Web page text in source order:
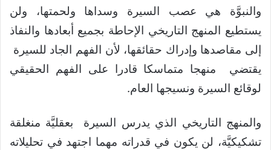
والنبوَّة هي عصب السيرة وسداها ولحمتها، ولن
يستطيع المنهج التاريخي الإحاطة بجميع أبعادها والنفاذ
إلى مقاصدها وإدراك حقائقها، لأن الفهم الجاد للسيرة
يقتضي منهجا متماسكا قادرا على الفهم الحقيقي
لوقائع السيرة ونسيجها العام.
والمنهج التاريخي الذي يدرس السيرة بعقليَّة منغلقة
تشكيكيَّة، لن يكون في قدراته مهما اجتهد في تحليلاته